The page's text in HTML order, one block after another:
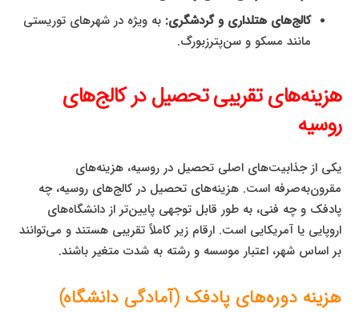
کالج‌های هتلداری و گردشگری: به ویژه در شهرهای توریستی
مانند مسکو و سن‌پترزبورگ.
هزینه‌های تقریبی تحصیل در کالج‌های
روسیه
یکی از جذابیت‌های اصلی تحصیل در روسیه، هزینه‌های
مقرون‌به‌صرفه است. هزینه‌های تحصیل در کالج‌های روسیه، چه
پادفک و چه فنی، به طور قابل توجهی پایین‌تر از دانشگاه‌های
اروپایی یا آمریکایی است. ارقام زیر کاملاً تقریبی هستند و می‌توانند
بر اساس شهر، اعتبار موسسه و رشته به شدت متغیر باشند.
هزینه دوره‌های پادفک (آمادگی دانشگاه)